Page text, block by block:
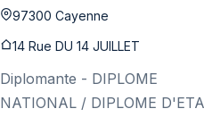
97300 Cayenne
14 Rue DU 14 JUILLET
Diplomante - DIPLOME
NATIONAL / DIPLOME